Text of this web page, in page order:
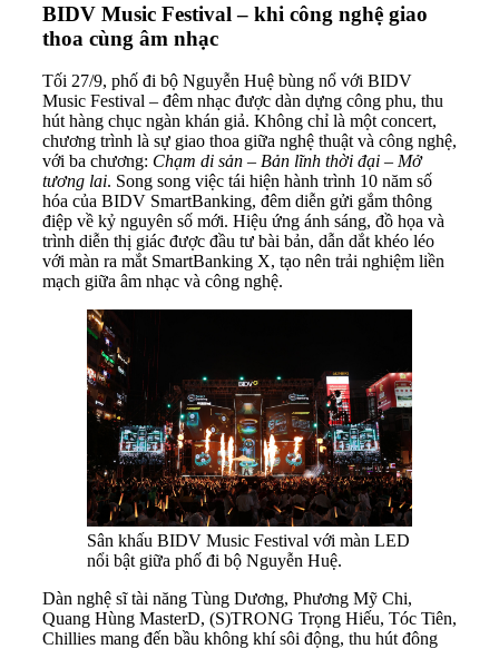
BIDV Music Festival – khi công nghệ giao
thoa cùng âm nhạc
Tối 27/9, phố đi bộ Nguyễn Huệ bùng nổ với BIDV
Music Festival – đêm nhạc được dàn dựng công phu, thu
hút hàng chục ngàn khán giả. Không chỉ là một concert,
chương trình là sự giao thoa giữa nghệ thuật và công nghệ,
với ba chương: Chạm di sản – Bản lĩnh thời đại – Mở
tương lai. Song song việc tái hiện hành trình 10 năm số
hóa của BIDV SmartBanking, đêm diễn gửi gắm thông
điệp về kỷ nguyên số mới. Hiệu ứng ánh sáng, đồ họa và
trình diễn thị giác được đầu tư bài bản, dẫn dắt khéo léo
với màn ra mắt SmartBanking X, tạo nên trải nghiệm liền
mạch giữa âm nhạc và công nghệ.
Sân khấu BIDV Music Festival với màn LED
nổi bật giữa phố đi bộ Nguyễn Huệ.
Dàn nghệ sĩ tài năng Tùng Dương, Phương Mỹ Chi,
Quang Hùng MasterD, (S)TRONG Trọng Hiếu, Tóc Tiên,
Chillies mang đến bầu không khí sôi động, thu hút đông